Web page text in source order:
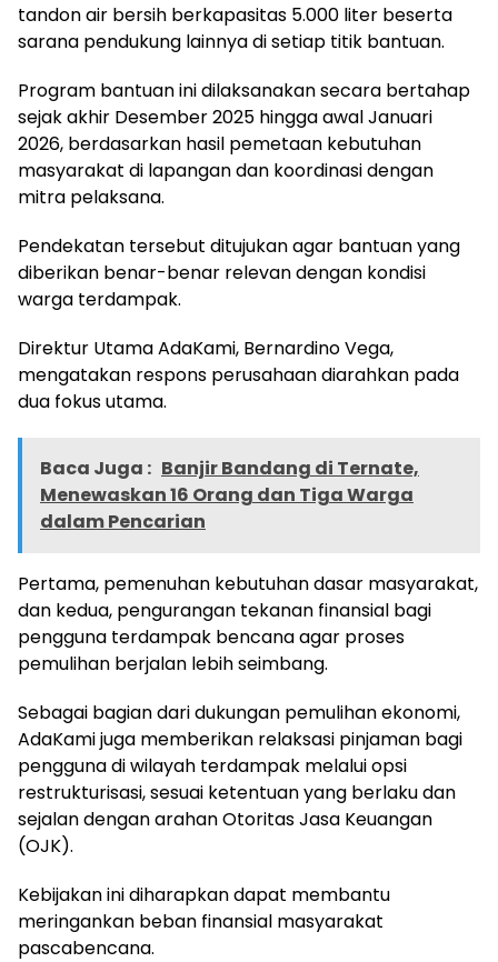
tandon air bersih berkapasitas 5.000 liter beserta
sarana pendukung lainnya di setiap titik bantuan.
Program bantuan ini dilaksanakan secara bertahap
sejak akhir Desember 2025 hingga awal Januari
2026, berdasarkan hasil pemetaan kebutuhan
masyarakat di lapangan dan koordinasi dengan
mitra pelaksana.
Pendekatan tersebut ditujukan agar bantuan yang
diberikan benar-benar relevan dengan kondisi
warga terdampak.
Direktur Utama AdaKami, Bernardino Vega,
mengatakan respons perusahaan diarahkan pada
dua fokus utama.
Baca Juga : Banjir Bandang di Ternate,
Menewaskan 16 Orang dan Tiga Warga
dalam Pencarian
Pertama, pemenuhan kebutuhan dasar masyarakat,
dan kedua, pengurangan tekanan finansial bagi
pengguna terdampak bencana agar proses
pemulihan berjalan lebih seimbang.
Sebagai bagian dari dukungan pemulihan ekonomi,
AdaKami juga memberikan relaksasi pinjaman bagi
pengguna di wilayah terdampak melalui opsi
restrukturisasi, sesuai ketentuan yang berlaku dan
sejalan dengan arahan Otoritas Jasa Keuangan
(OJK).
Kebijakan ini diharapkan dapat membantu
meringankan beban finansial masyarakat
pascabencana.